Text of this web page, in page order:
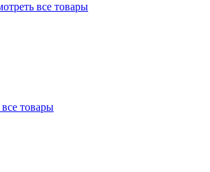
все товары
товары